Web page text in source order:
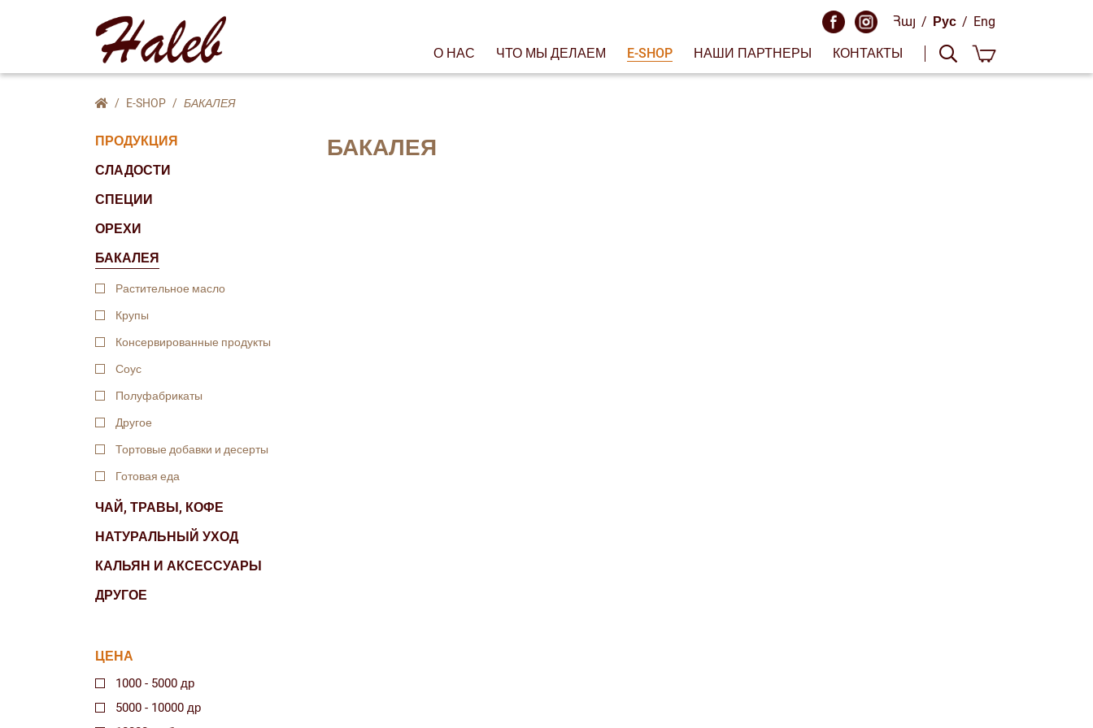
Հայ / Рус / Eng
О НАС ЧТО МЫ ДЕЛАЕМ E-SHOP НАШИ ПАРТНЕРЫ КОНТАКТЫ
E-SHOP БАКАЛЕЯ
ПРОДУКЦИЯ
СЛАДОСТИ
СПЕЦИИ
ОРЕХИ
БАКАЛЕЯ
Растительное масло
Крупы
Консервированные продукты
Соус
Полуфабрикаты
Другое
Тортовые добавки и десерты
Готовая еда
ЧАЙ, ТРАВЫ, КОФЕ
НАТУРАЛЬНЫЙ УХОД
КАЛЬЯН И АКСЕССУАРЫ
ДРУГОЕ
ЦЕНА
1000 - 5000 др
5000 - 10000 др
БАКАЛЕЯ